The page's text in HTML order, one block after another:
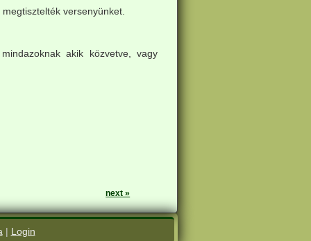
versenyünket.
akik közvetve, vagy
next »
| Login